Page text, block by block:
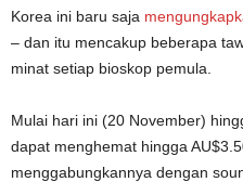
Korea ini baru saja
– dan itu mencakup beberapa
minat setiap bioskop pemula.
Mulai hari ini (20 November)
dapat menghemat hingga
menggabungkannya dengan